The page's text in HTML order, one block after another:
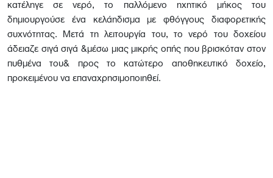
κατέληγε σε νερό, το παλλόμενο ηχητικό μήκος του
δημιουργούσε ένα κελάηδισμα με φθόγγους διαφορετικής
συχνότητας. Μετά τη λειτουργία του, το νερό του δοχείου
άδειαζε σιγά σιγά &μέσω μιας μικρής οπής που βρισκόταν στον
πυθμένα του& προς το κατώτερο αποθηκευτικό δοχείο,
προκειμένου να επαναχρησιμοποιηθεί.